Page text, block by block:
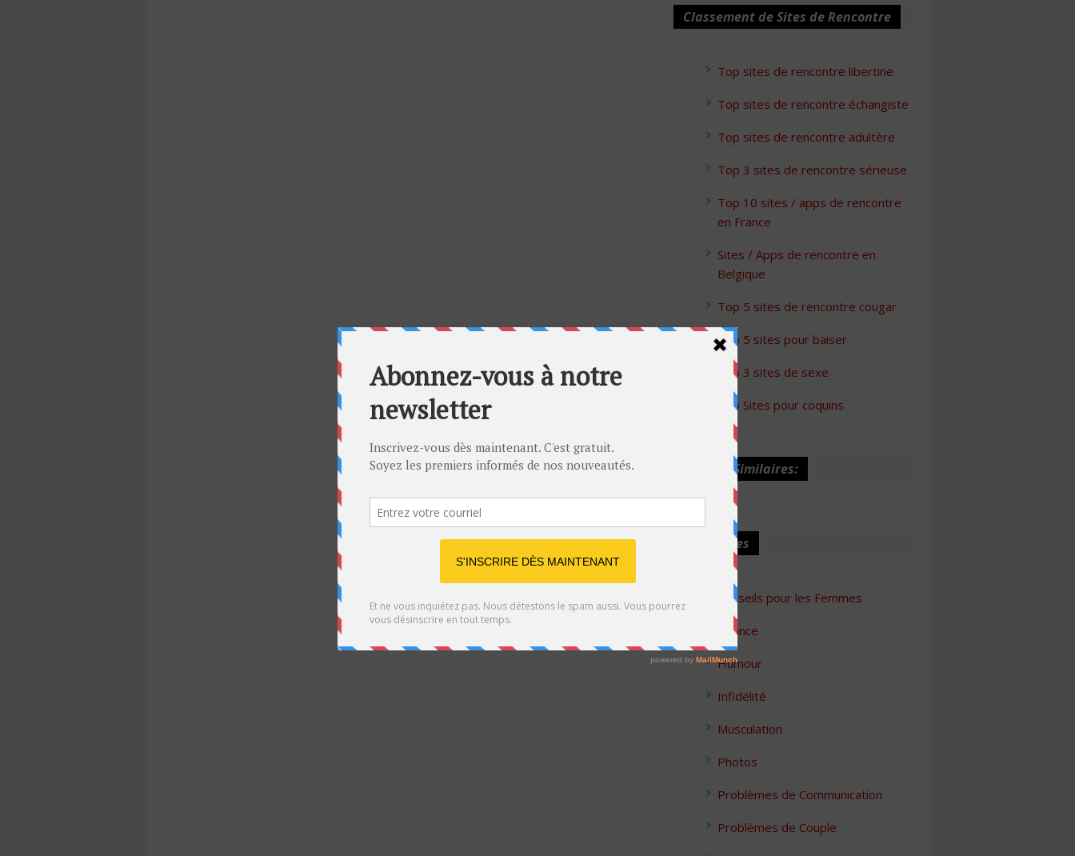
Classement de Sites de Rencontre
Top sites de rencontre libertine
Top sites de rencontre échangiste
Top sites de rencontre adultère
Top 3 sites de rencontre sérieuse
Top 10 sites / apps de rencontre
en France
Sites / Apps de rencontre en
Belgique
Top 5 sites de rencontre cougar
Top 5 sites pour baiser
Top 3 sites de sexe
Top Sites pour coquins
Articles Similaires:
Catégories
Conseils pour les Femmes
Finance
Humour
Infidélité
Musculation
Photos
Problèmes de Communication
Problèmes de Couple